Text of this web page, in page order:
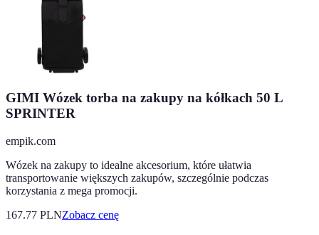
GIMI Wózek torba na zakupy na kółkach 50 L
SPRINTER
empik.com
Wózek na zakupy to idealne akcesorium, które ułatwia
transportowanie większych zakupów, szczególnie podczas
korzystania z mega promocji.
167.77 PLNZobacz cenę